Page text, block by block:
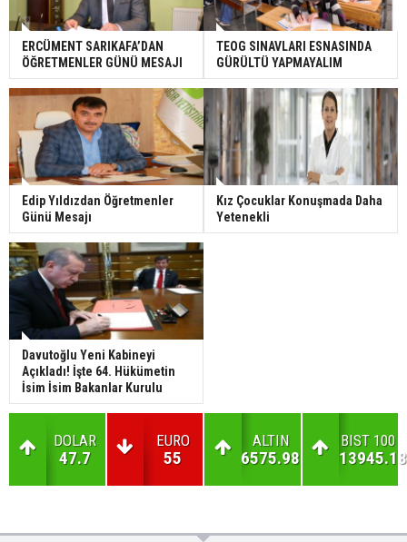
ERCÜMENT SARIKAFA’DAN
ÖĞRETMENLER GÜNÜ MESAJI
TEOG SINAVLARI ESNASINDA
GÜRÜLTÜ YAPMAYALIM
Edip Yıldızdan Öğretmenler
Günü Mesajı
Kız Çocuklar Konuşmada Daha
Yetenekli
Davutoğlu Yeni Kabineyi
Açıkladı! İşte 64. Hükümetin
İsim İsim Bakanlar Kurulu
DOLAR
47.7
EURO
55
ALTIN
6575.98
BIST 100
13945.18